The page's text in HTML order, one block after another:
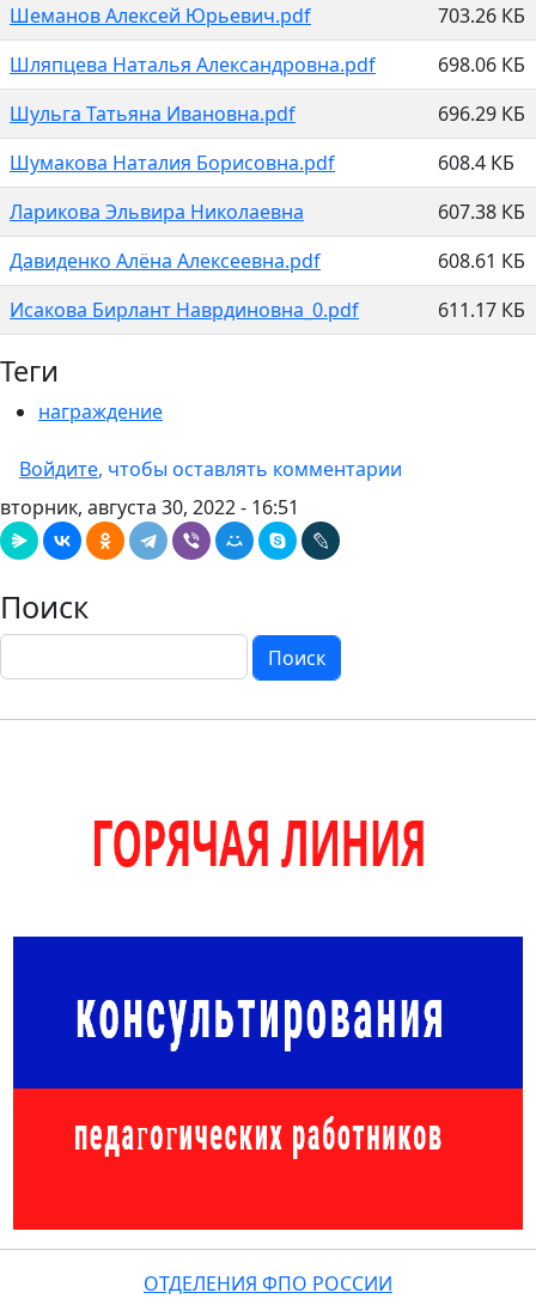
Шеманов Алексей Юрьевич.pdf
703.26 КБ
Шляпцева Наталья Александровна.pdf
698.06 КБ
Шульга Татьяна Ивановна.pdf
696.29 КБ
Шумакова Наталия Борисовна.pdf
608.4 КБ
Ларикова Эльвира Николаевна
607.38 КБ
Давиденко Алёна Алексеевна.pdf
608.61 КБ
Исакова Бирлант Наврдиновна_0.pdf
611.17 КБ
Теги
награждение
Войдите, чтобы оставлять комментарии
вторник, августа 30, 2022 - 16:51
Поиск
Поиск
ОТДЕЛЕНИЯ ФПО РОССИИ